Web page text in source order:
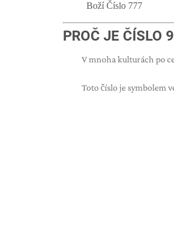
Boží Číslo 777
PROČ JE ČÍSLO
V mnoha kulturách po
Toto číslo je symbolem